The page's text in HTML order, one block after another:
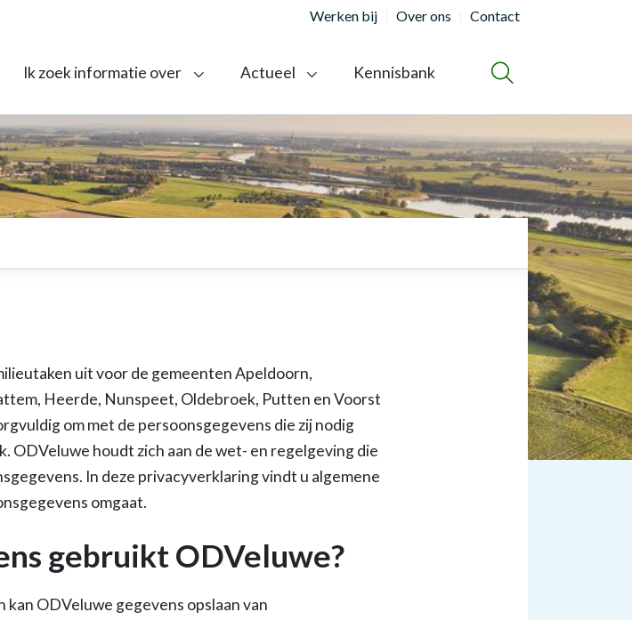
Werken bij Over ons Contact
Ik zoek informatie over Actueel Kennisbank ZOEKEN
uit voor de gemeenten Apeldoorn,
Heerde, Nunspeet, Oldebroek, Putten en Voorst
om met de persoonsgegevens die zij nodig
ODVeluwe houdt zich aan de wet- en regelgeving die
In deze privacyverklaring vindt u algemene
omgaat.
gebruikt ODVeluwe?
ODVeluwe gegevens opslaan van